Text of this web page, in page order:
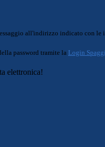
all'indirizzo indicato con le
password tramite la Login
elettronica!